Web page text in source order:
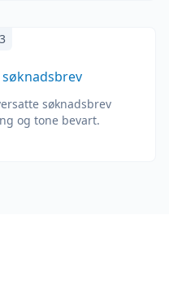
søknadsbrev
og tone bevart.